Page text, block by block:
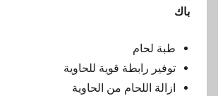
باك
طبة لحام
توفير رابطة قوية للحاوية
ازالة اللحام من الحاوية